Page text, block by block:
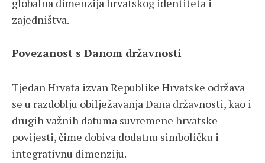
zajedništva.
Povezanost s Danom državnosti
Tjedan Hrvata izvan Republike Hrvatske održava
se u razdoblju obilježavanja Dana državnosti, kao i
drugih važnih datuma suvremene hrvatske
povijesti, čime dobiva dodatnu simboličku i
integrativnu dimenziju.